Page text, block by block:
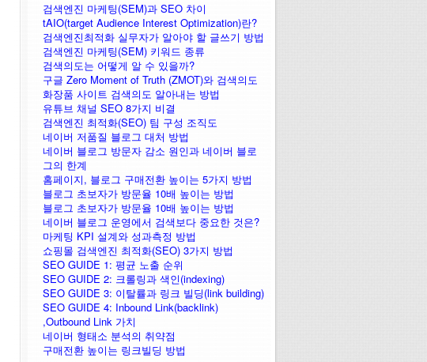
검색엔진 마케팅(SEM)과 SEO 차이
tAIO(target Audience Interest Optimization)란?
검색엔진최적화 실무자가 알아야 할 글쓰기 방법
검색엔진 마케팅(SEM) 키워드 종류
검색의도는 어떻게 알 수 있을까?
구글 Zero Moment of Truth (ZMOT)와 검색의도
화장품 사이트 검색의도 알아내는 방법
유튜브 채널 SEO 8가지 비결
검색엔진 최적화(SEO) 팀 구성 조직도
네이버 저품질 블로그 대처 방법
네이버 블로그 방문자 감소 원인과 네이버 블로
그의 한계
홈페이지, 블로그 구매전환 높이는 5가지 방법
블로그 초보자가 방문율 10배 높이는 방법
블로그 초보자가 방문율 10배 높이는 방법
네이버 블로그 운영에서 검색보다 중요한 것은?
마케팅 KPI 설계와 성과측정 방법
쇼핑몰 검색엔진 최적화(SEO) 3가지 방법
SEO GUIDE 1: 평균 노출 순위
SEO GUIDE 2: 크롤링과 색인(indexing)
SEO GUIDE 3: 이탈률과 링크 빌딩(link building)
SEO GUIDE 4: Inbound Link(backlink)
,Outbound Link 가치
네이버 형태소 분석의 취약점
구매전환 높이는 링크빌딩 방법